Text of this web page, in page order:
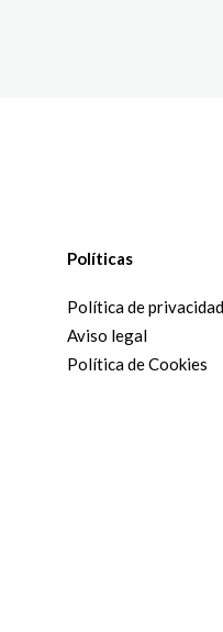
Políticas
Política de privacidad
Aviso legal
Política de Cookies